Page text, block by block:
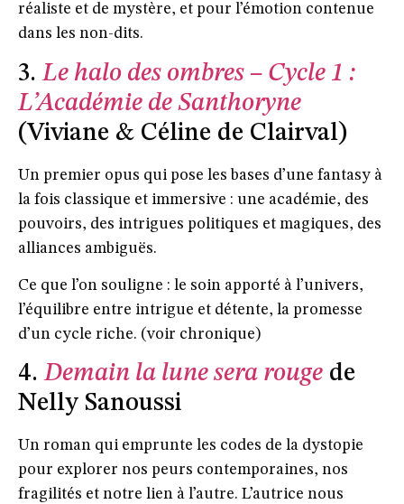
réaliste et de mystère, et pour l’émotion contenue
dans les non-dits.
3.Le halo des ombres – Cycle 1 :
L’Académie de Santhoryne
(Viviane & Céline de Clairval)
Un premier opus qui pose les bases d’une fantasy à
la fois classique et immersive : une académie, des
pouvoirs, des intrigues politiques et magiques, des
alliances ambiguës.
Ce que l’on souligne : le soin apporté à l’univers,
l’équilibre entre intrigue et détente, la promesse
d’un cycle riche. (voir chronique)
4.Demain la lune sera rouge de
Nelly Sanoussi
Un roman qui emprunte les codes de la dystopie
pour explorer nos peurs contemporaines, nos
fragilités et notre lien à l’autre. L’autrice nous